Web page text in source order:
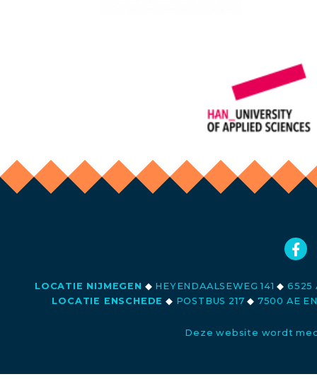
LOCATIE NIJMEGEN ◆ HEYENDAALSEWEG 141◆ 6525
LOCATIE ENSCHEDE ◆ POSTBUS 217◆ 7500 AE
Deze website wordt